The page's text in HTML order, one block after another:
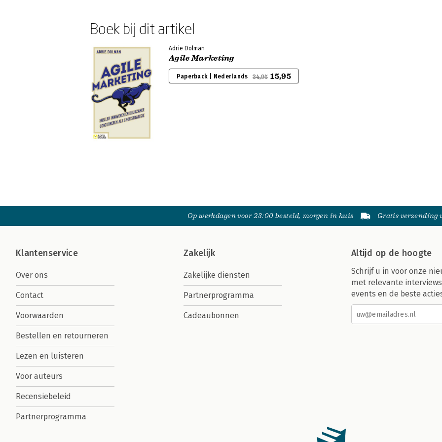
Boek bij dit artikel
Adrie Dolman
Agile Marketing
Paperback | Nederlands 34,95 15,95
Op werkdagen voor 23:00 besteld, morgen in huis Gratis verzending
Klantenservice
Over ons
Contact
Voorwaarden
Bestellen en retourneren
Lezen en luisteren
Voor auteurs
Recensiebeleid
Partnerprogramma
Zakelijk
Zakelijke diensten
Partnerprogramma
Cadeaubonnen
Altijd op de hoogte
Schrijf u in voor onze
met relevante
events en de beste